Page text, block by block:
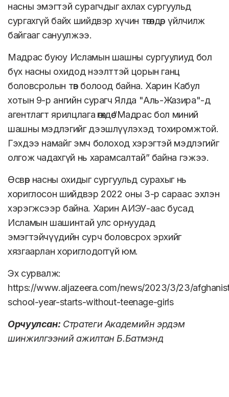
насны эмэгтэй сурагчдыг ахлах сургуульд
сургахгүй байх шийдвэр хүчин төгөлдөр үйлчилж
байгааг сануулжээ.
Мадрас буюу Исламын шашны сургуулиуд бол
бүх насны охидод нээлттэй цорын ганц
боловсролын төв болоод байна. Харин Кабул
хотын 9-р ангийн сурагч Ялда "Аль-Жазира"-д
агентлагт ярилцлага өгөхдөө “Мадрас бол миний
шашны мэдлэгийг дээшлүүлэхэд тохиромжтой.
Гэхдээ намайг эмч болоход хэрэгтэй мэдлэгийг
олгож чадахгүй нь харамсалтай” байна гэжээ.
Өсвөр насны охидыг сургуульд сурахыг нь
хориглосон шийдвэр 2022 оны 3-р сараас эхлэн
хэрэгжсээр байна. Харин АИЭУ-аас бусад
Исламын шашинтай улс орнуудад
эмэгтэйчүүдийн сурч боловсрох эрхийг
хязгаарлан хориглодоггүй юм.
Эх сурвалж:
https://www.aljazeera.com/news/2023/3/23/
school-year-starts-without-teenage-girls
Орчуулсан: Стратеги Академийн эрдэм
шинжилгээний ажилтан Б.Батмэнд